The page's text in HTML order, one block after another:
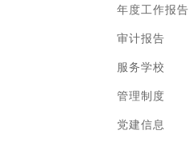
年度工作报告
审计报告
服务学校
管理制度
党建信息